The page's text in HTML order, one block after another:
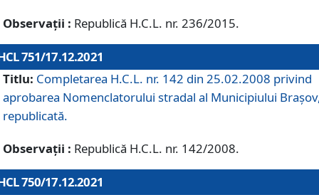
Observații : Republică H.C.L. nr. 236/2015.
751/17.12.2021
Titlu: Completarea H.C.L. nr. 142 din 25.02.2008 privind
aprobarea Nomenclatorului stradal al Municipiului
republicată.
Observații : Republică H.C.L. nr. 142/2008.
750/17.12.2021